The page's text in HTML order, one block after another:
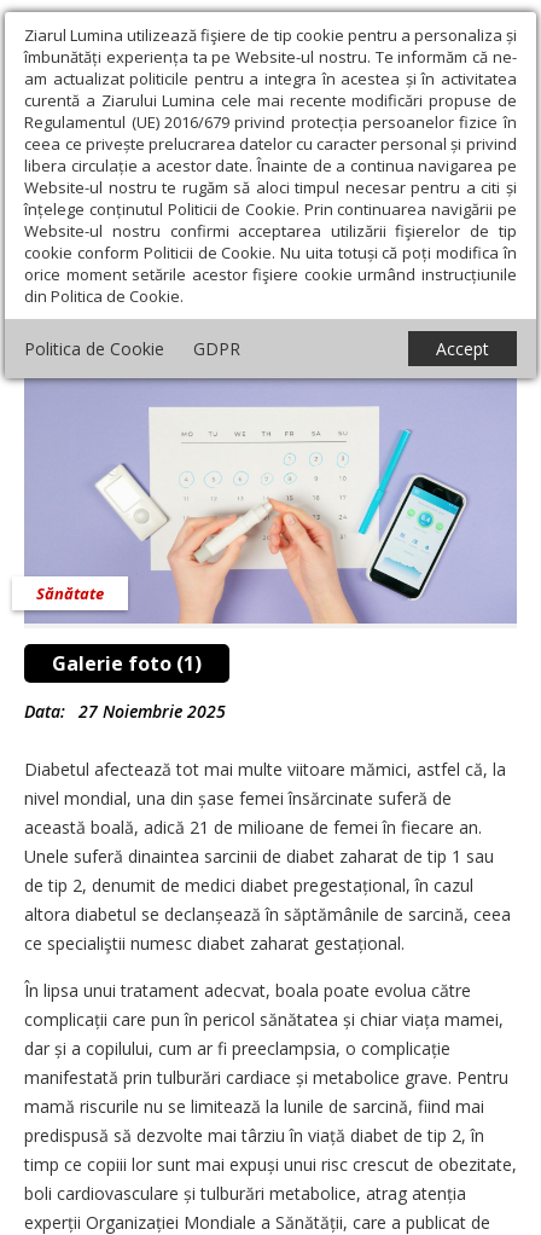
Ziarul Lumina utilizează fişiere de tip cookie pentru a personaliza și
îmbunătăți experiența ta pe Website-ul nostru. Te informăm că ne-
am actualizat politicile pentru a integra în acestea și în activitatea
curentă a Ziarului Lumina cele mai recente modificări propuse de
Regulamentul (UE) 2016/679 privind protecția persoanelor fizice în
ceea ce privește prelucrarea datelor cu caracter personal și privind
libera circulație a acestor date. Înainte de a continua navigarea pe
Website-ul nostru te rugăm să aloci timpul necesar pentru a citi și
înțelege conținutul Politicii de Cookie. Prin continuarea navigării pe
Website-ul nostru confirmi acceptarea utilizării fişierelor de tip
cookie conform Politicii de Cookie. Nu uita totuși că poți modifica în
orice moment setările acestor fişiere cookie urmând instrucțiunile
din Politica de Cookie.
Politica de Cookie GDPR Accept
Ziarul Lumina › Societate › Sănătate › Cum poate fi ținut sub
control diabetul gestațional
Cum poate fi ținut sub control diabetul
gestațional
Galerie foto (1)
Sănătate
Data: 27 Noiembrie 2025
Diabetul afectează tot mai multe viitoare mămici, astfel că, la
nivel mondial, una din șase femei însărcinate suferă de
această boală, adică 21 de milioane de femei în fiecare an.
Unele suferă dinaintea sarcinii de diabet zaharat de tip 1 sau
de tip 2, denumit de medici diabet pregestațional, în cazul
altora diabetul se declanșează în săptămânile de sarcină, ceea
ce specialiştii numesc diabet zaharat gestațional.
În lipsa unui tratament adecvat, boala poate evolua către
complicații care pun în pericol sănătatea și chiar viața mamei,
dar și a copilului, cum ar fi pre­eclampsia, o complicație
manifestată prin tulburări cardiace și metabolice grave. Pentru
mamă riscurile nu se limitează la lunile de sarcină, fiind mai
predispusă să dezvolte mai târziu în viață diabet de tip 2, în
timp ce copiii lor sunt mai expuși unui risc crescut de obezitate,
boli cardiovasculare și tulburări metabolice, atrag atenția
experții Organizației Mondiale a Sănătății, care a publicat de